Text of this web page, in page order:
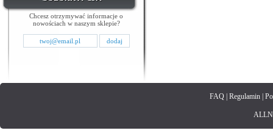
Chcesz otrzymywać informacje o
nowościach w naszym sklepie?
FAQ| Regulamin|